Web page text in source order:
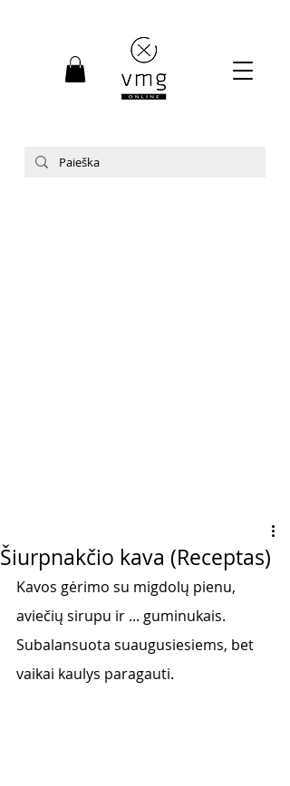
Šiurpnakčio kava (Receptas)
Kavos gėrimo su migdolų pienu,
aviečių sirupu ir ... guminukais.
Subalansuota suaugusiesiems, bet
vaikai kaulys paragauti.